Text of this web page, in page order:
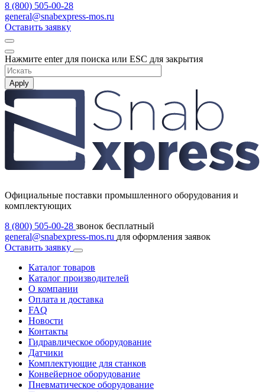
8 (800) 505-00-28
general@snabexpress-mos.ru
Оставить заявку
Нажмите enter для поиска или ESC для закрытия
Apply
Официальные поставки промышленного оборудования и
комплектующих
8 (800) 505-00-28 звонок бесплатный
general@snabexpress-mos.ru для оформления заявок
Оставить заявку
Каталог товаров
Каталог производителей
О компании
Оплата и доставка
FAQ
Новости
Контакты
Гидравлическое оборудование
Датчики
Комплектующие для станков
Конвейерное оборудование
Пневматическое оборудование